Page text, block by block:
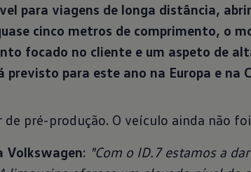
para viagens de longa distância,
cinco metros de comprimento, o
focado no cliente e um aspeto de
previsto para este ano na Europa e na
de pré-produção. O veículo ainda não
Volkswagen: "Com o ID.7 estamos a